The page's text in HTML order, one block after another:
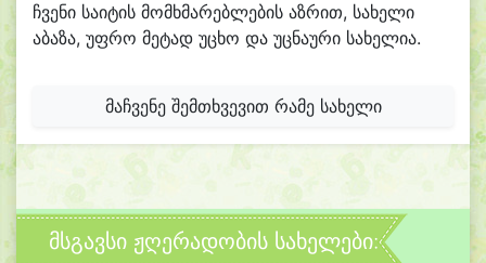
ჩვენი საიტის მომხმარებლების აზრით, სახელი
აბაზა, უფრო მეტად უცხო და უცნაური სახელია.
მაჩვენე შემთხვევით რამე სახელი
მსგავსი ჟღერადობის სახელები: